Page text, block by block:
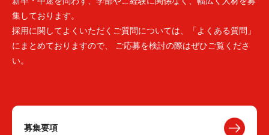
集しております。
採用に関してよくいただくご質問については、「よくある質問」
にまとめておりますので、 ご応募を検討の際はぜひご覧くださ
い。
募集要項